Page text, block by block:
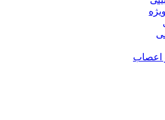
اعصاب